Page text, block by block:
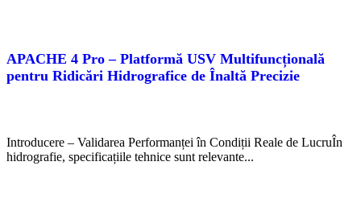
APACHE 4 Pro – Platformă USV Multifuncțională
pentru Ridicări Hidrografice de Înaltă Precizie
Introducere – Validarea Performanței în Condiții Reale de LucruÎn
hidrografie, specificațiile tehnice sunt relevante...